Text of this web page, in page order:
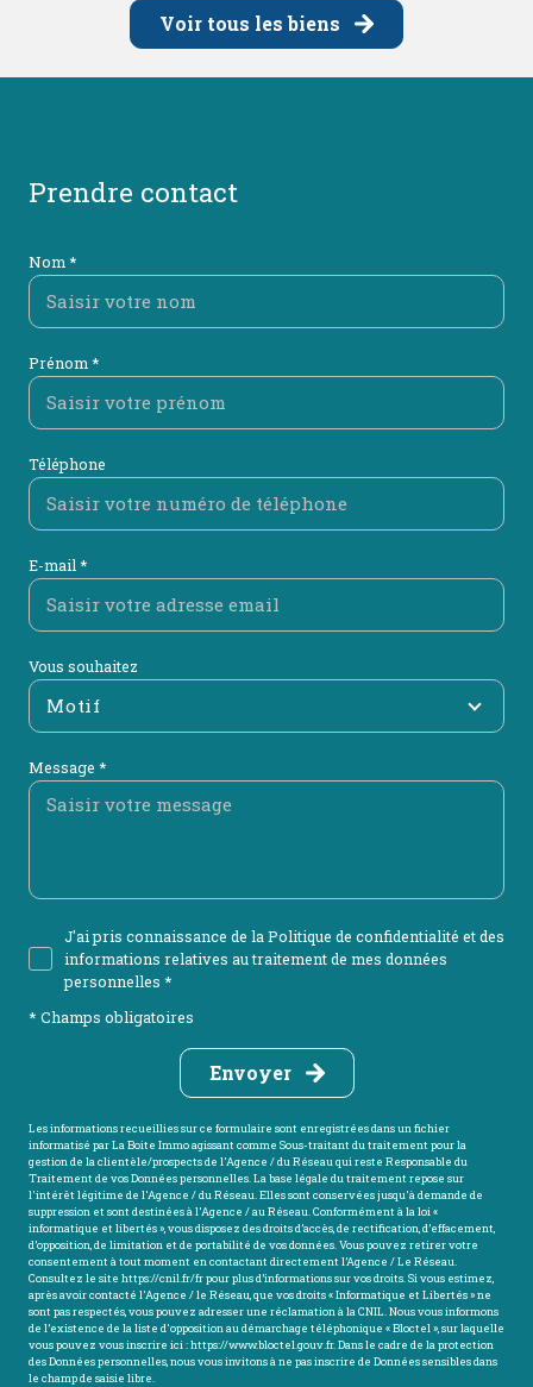
Voir tous les biens
prendre contact
Nom *
Prénom *
Téléphone
E-mail *
Vous souhaitez
Motif
Message *
J'ai pris connaissance de la Politique de confidentialité et des
informations relatives au traitement de mes données
personnelles *
* Champs obligatoires
Envoyer
Les informations recueillies sur ce formulaire sont enregistrées dans un fichier
informatisé par La Boite Immo agissant comme Sous-traitant du traitement pour la
gestion de la clientèle/prospects de l'Agence / du Réseau qui reste Responsable du
Traitement de vos Données personnelles. La base légale du traitement repose sur
l'intérêt légitime de l'Agence / du Réseau. Elles sont conservées jusqu'à demande de
suppression et sont destinées à l'Agence / au Réseau. Conformément à la loi «
informatique et libertés », vous disposez des droits d’accès, de rectification, d’effacement,
d’opposition, de limitation et de portabilité de vos données. Vous pouvez retirer votre
consentement à tout moment en contactant directement l’Agence / Le Réseau.
Consultez le site https://cnil.fr/frpour plus d’informations sur vos droits. Si vous estimez,
après avoir contacté l'Agence / le Réseau, que vos droits « Informatique et Libertés » ne
sont pas respectés, vous pouvez adresser une réclamation à la CNIL. Nous vous informons
de l’existence de la liste d'opposition au démarchage téléphonique « Bloctel », sur laquelle
vous pouvez vous inscrire ici :https://www.bloctel.gouv.fr. Dans le cadre de la protection
des Données personnelles, nous vous invitons à ne pas inscrire de Données sensibles dans
le champ de saisie libre.